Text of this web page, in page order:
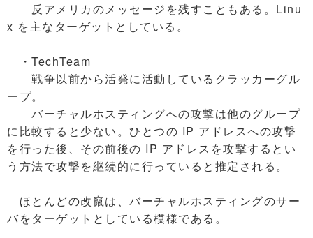
反アメリカのメッセージを残すこともある。Linu
x を主なターゲットとしている。
・TechTeam
戦争以前から活発に活動しているクラッカーグル
ープ。
バーチャルホスティングへの攻撃は他のグループ
に比較すると少ない。ひとつの IP アドレスへの攻撃
を行った後、その前後の IP アドレスを攻撃するとい
う方法で攻撃を継続的に行っていると推定される。
ほとんどの改竄は、バーチャルホスティングのサー
バをターゲットとしている模様である。